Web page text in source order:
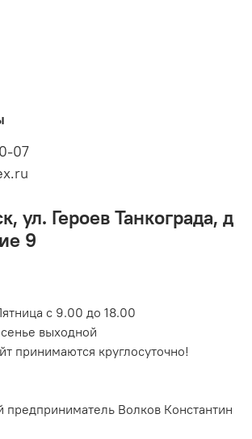
07
ул. Героев Танкограда, д
9
с 9.00 до 18.00
выходной
принимаются круглосуточно!
предприниматель Волков Константин